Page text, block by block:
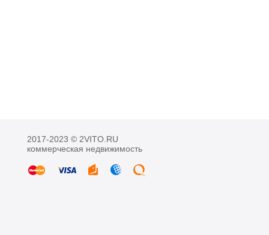
2017-2023 © 2VITO.RU
коммерческая недвижимость